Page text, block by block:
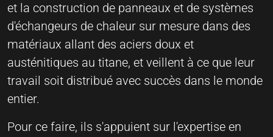
et la construction de panneaux et de systèmes
d'échangeurs de chaleur sur mesure dans des
matériaux allant des aciers doux et
austénitiques au titane, et veillent à ce que leur
travail soit distribué avec succès dans le monde
entier.
Pour ce faire, ils s'appuient sur l'expertise en